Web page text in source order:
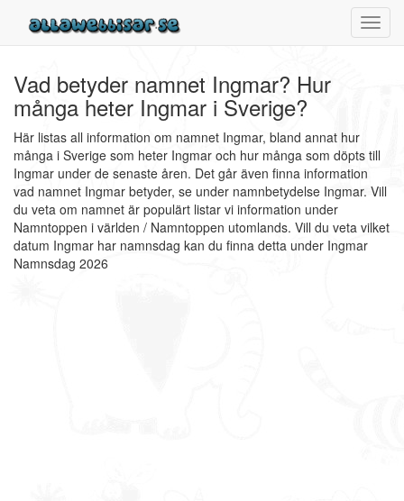
Vad betyder namnet Ingmar? Hur
många heter Ingmar i Sverige?
Här listas all information om namnet Ingmar, bland annat hur
många i Sverige som heter Ingmar och hur många som döpts till
Ingmar under de senaste åren. Det går även finna information
vad namnet Ingmar betyder, se under namnbetydelse Ingmar. Vill
du veta om namnet är populärt listar vi information under
Namntoppen i världen / Namntoppen utomlands. Vill du veta vilket
datum Ingmar har namnsdag kan du finna detta under Ingmar
Namnsdag 2026